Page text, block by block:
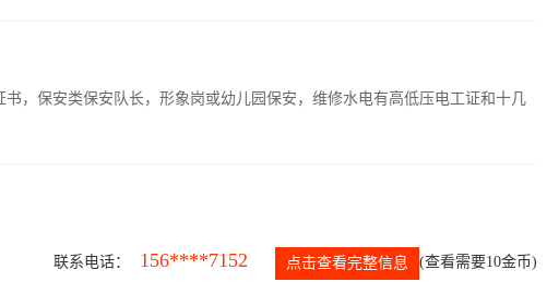
，保安类保安队长，形象岗或幼儿园保安，维修水电有高低压电工证和十几
联系电话： 156****7152 点击查看完整信息 (查看需要10金币)